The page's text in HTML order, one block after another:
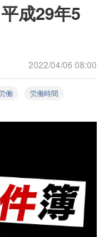
成29年5
2022/04/06 08:00
働 労働時間